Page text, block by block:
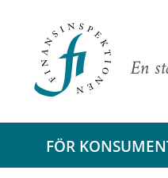
En
FÖR